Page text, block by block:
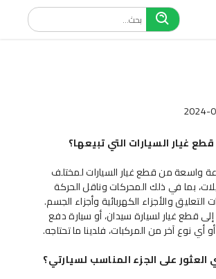
واسعة من قطع غيار السيارات لمختلف
بما في ذلك المحركات وناقل الحركة
والأجزاء الكهربائية وأجزاء الجسم.
قطع غيار لسيارة سيدان، أو سيارة دفع
أي نوع آخر من المركبات، فلدينا ما تحتاجه.